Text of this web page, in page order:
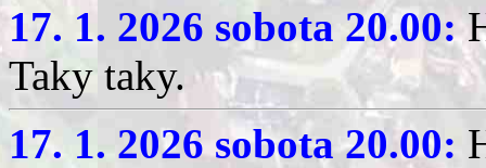
17. 1. 2026 sobota 20.00:
Taky taky.
17. 1. 2026 sobota 20.00: